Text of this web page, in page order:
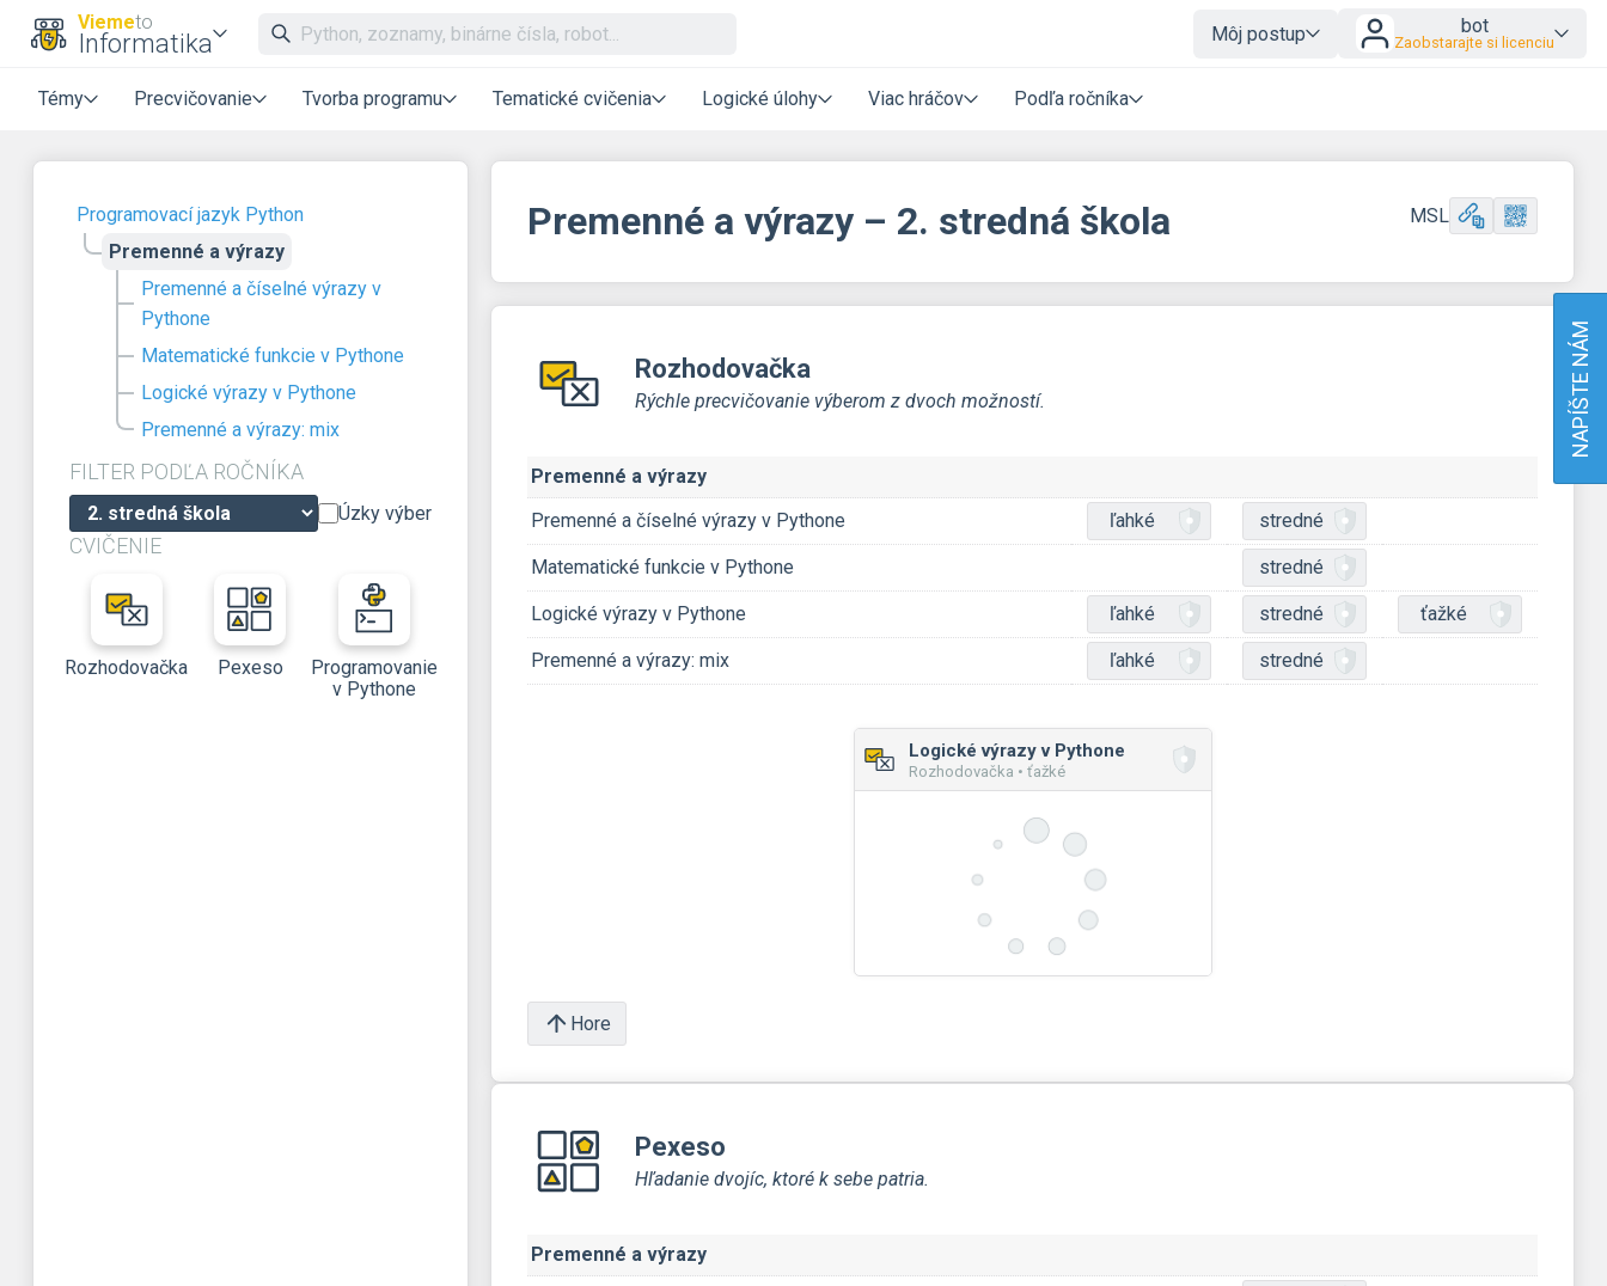
Viemeto
Informatika Môj postup bot
Zaobstarajte si licenciu
Témy Precvičovanie Tvorba programu Tematické cvičenia Logické úlohy Viac hráčov Podľa ročníka
Programovací jazyk Python
Premenné a výrazy
Premenné a číselné výrazy v
Pythone
Matematické funkcie v Pythone
Logické výrazy v Pythone
Premenné a výrazy: mix
FILTER PODĽA ROČNÍKA
Úzky výber
CVIČENIE
Rozhodovačka Pexeso
Programovanie
v Pythone
Premenné a výrazy – 2. stredná škola MSL
Rozhodovačka
Rýchle precvičovanie výberom z dvoch možností.
Premenné a výrazy
Premenné a číselné výrazy v Pythone
ľahké stredné
Matematické funkcie v Pythone stredné
Logické výrazy v Pythone ľahké stredné ťažké
Premenné a výrazy: mix ľahké stredné
Logické výrazy v Pythone
Rozhodovačka • ťažké
Hore
Pexeso
Hľadanie dvojíc, ktoré k sebe patria.
Premenné a výrazy
NAPÍŠTE NÁM